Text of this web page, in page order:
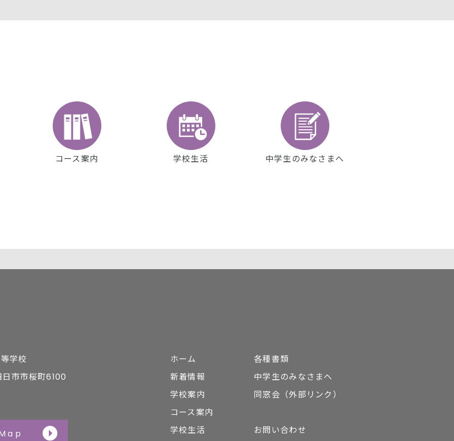
コース案内 学校生活 中学生のみなさまへ
学校
日市市桜町6100
ホーム
新着情報
学校案内
コース案内
学校生活
各種書類
中学生のみなさまへ
同窓会（外部リンク）
お問い合わせ